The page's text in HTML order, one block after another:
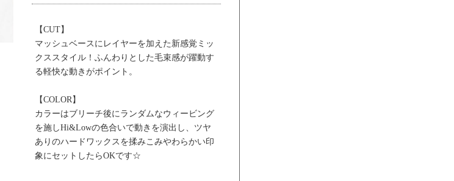
【CUT】
マッシュベースにレイヤーを加えた新感覚ミッ
クススタイル！ふんわりとした毛束感が躍動す
る軽快な動きがポイント。
【COLOR】
カラーはブリーチ後にランダムなウィービング
を施しHi&Lowの色合いで動きを演出し、ツヤ
ありのハードワックスを揉みこみやわらかい印
象にセットしたらOKです☆